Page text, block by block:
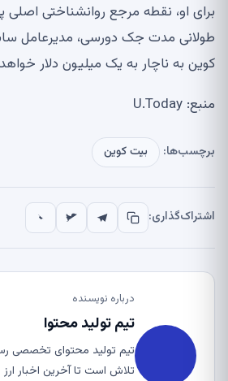
برای او، نقطه مرجع روانشناختی
طولانی مدت جک دورسی، مدیرعامل
کوین به ناچار به یک میلیون دلار
منبع: U.Today
برچسب‌ها: بیت کوین
اشتراک‌گذاری:
درباره نویسنده
تیم تولید محتوا
تیم تولید محتوای تخصصی
تلاش است تا آخرین اخبار